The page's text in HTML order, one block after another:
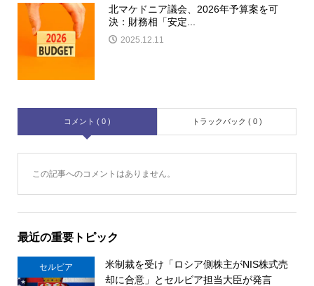
北マケドニア議会、2026年予算案を可
決：財務相「安定...
2025.12.11
コメント ( 0 ) トラックバック ( 0 )
この記事へのコメントはありません。
最近の重要トピック
セルビア
米制裁を受け「ロシア側株主がNIS株式売
却に合意」とセルビア担当大臣が発言